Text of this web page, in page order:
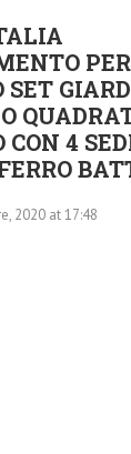
PER
SET
CON 4
2020 at 17:48